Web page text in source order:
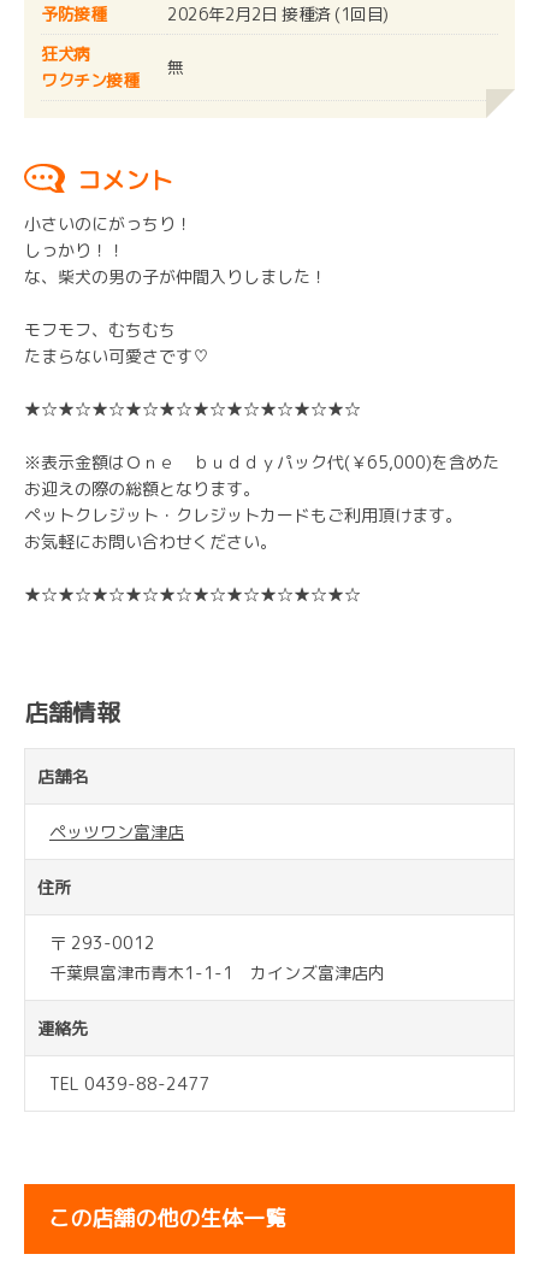
予防接種
2026年2月2日 接種済 (1回目)
狂犬病
ワクチン接種
無
コメント
小さいのにがっちり！
しっかり！！
な、柴犬の男の子が仲間入りしました！
モフモフ、むちむち
たまらない可愛さです♡
★☆★☆★☆★☆★☆★☆★☆★☆★☆★☆
※表示金額はＯｎｅ ｂｕｄｄｙパック代(￥65,000)を含めた
お迎えの際の総額となります。
ペットクレジット・クレジットカードもご利用頂けます。
お気軽にお問い合わせください。
★☆★☆★☆★☆★☆★☆★☆★☆★☆★☆
店舗情報
店舗名
ペッツワン富津店
住所
〒 293-0012
千葉県富津市青木1-1-1 カインズ富津店内
連絡先
TEL 0439-88-2477
この店舗の他の生体一覧